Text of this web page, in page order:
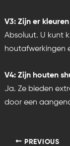
V3: Zijn er
Absoluut. U kunt
houtafwerkingen
V4: Zijn houten
Ja. Ze bieden
door een
PREVIOUS